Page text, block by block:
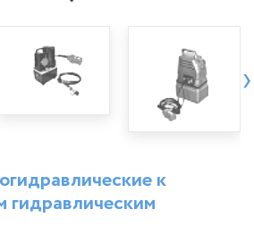
›
к
гидравлическим